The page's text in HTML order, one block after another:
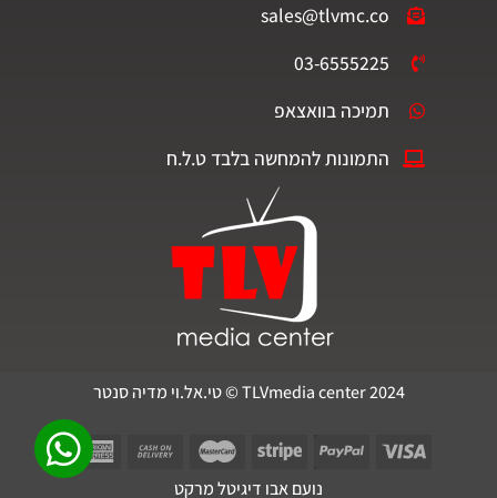
sales@tlvmc.co
03-6555225
תמיכה בוואצאפ
התמונות להמחשה בלבד ט.ל.ח
נועם אבו דיגיטל מרקט
TLVmedia center 2024 © טי.אל.וי מדיה סנטר